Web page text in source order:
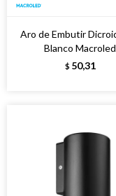
Aro de Embutir
Blanco Macroled
$ 50,31